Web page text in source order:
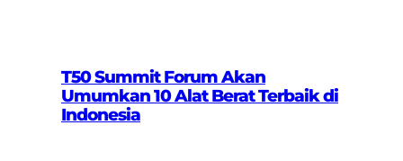
T50 Summit Forum Akan
Umumkan 10 Alat Berat Terbaik di
Indonesia